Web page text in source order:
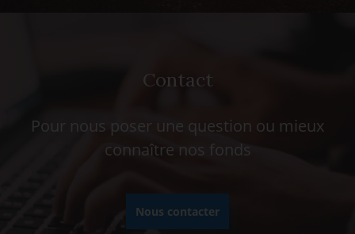
Contact
Pour nous poser une question ou mieux
connaître nos fonds
Nous contacter